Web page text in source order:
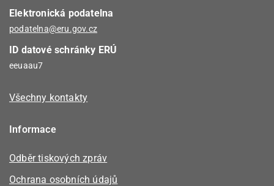
Elektronická podatelna
podatelna@eru.gov.cz
ID datové schránky ERÚ
eeuaau7
Všechny kontakty
Informace
Odběr tiskových zpráv
Ochrana osobních údajů